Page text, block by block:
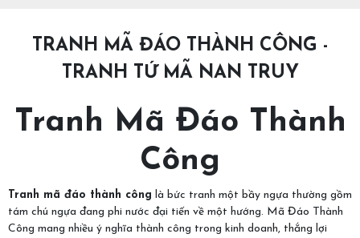
TRANH MÃ ĐÁO THÀNH CÔNG -
TRANH TỨ MÃ NAN TRUY
Tranh Mã Đáo Thành
Công
Tranh mã đáo thành công là bức tranh một bầy ngựa thường gồm
tám chú ngựa đang phi nước đại tiến về một hướng. Mã Đáo Thành
Công mang nhiều ý nghĩa thành công trong kinh doanh, thắng lợi